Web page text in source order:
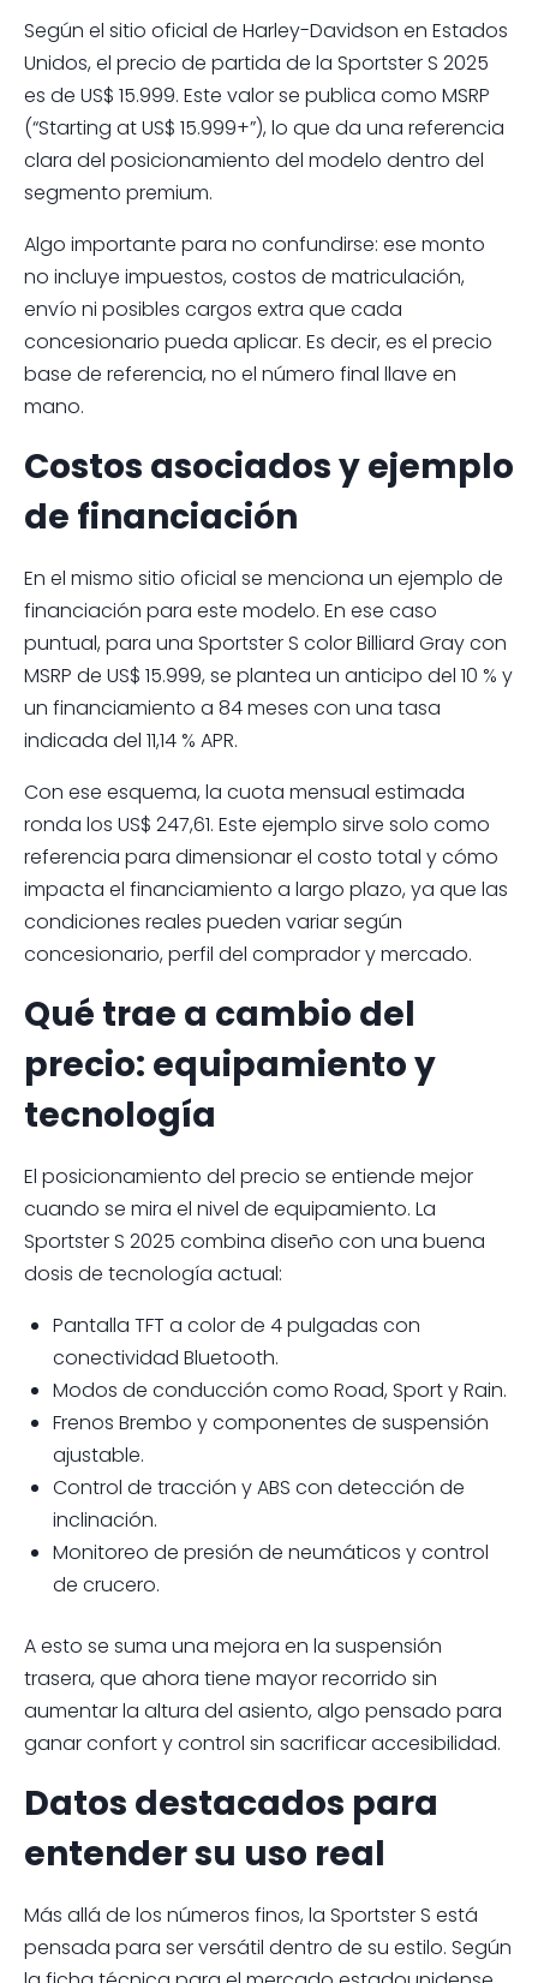
Según el sitio oficial de Harley-Davidson en Estados
Unidos, el precio de partida de la Sportster S 2025
es de US$ 15.999. Este valor se publica como MSRP
(“Starting at US$ 15.999+”), lo que da una referencia
clara del posicionamiento del modelo dentro del
segmento premium.
Algo importante para no confundirse: ese monto
no incluye impuestos, costos de matriculación,
envío ni posibles cargos extra que cada
concesionario pueda aplicar. Es decir, es el precio
base de referencia, no el número final llave en
mano.
Costos asociados y ejemplo
de financiación
En el mismo sitio oficial se menciona un ejemplo de
financiación para este modelo. En ese caso
puntual, para una Sportster S color Billiard Gray con
MSRP de US$ 15.999, se plantea un anticipo del 10 % y
un financiamiento a 84 meses con una tasa
indicada del 11,14 % APR.
Con ese esquema, la cuota mensual estimada
ronda los US$ 247,61. Este ejemplo sirve solo como
referencia para dimensionar el costo total y cómo
impacta el financiamiento a largo plazo, ya que las
condiciones reales pueden variar según
concesionario, perfil del comprador y mercado.
Qué trae a cambio del
precio: equipamiento y
tecnología
El posicionamiento del precio se entiende mejor
cuando se mira el nivel de equipamiento. La
Sportster S 2025 combina diseño con una buena
dosis de tecnología actual:
Pantalla TFT a color de 4 pulgadas con
conectividad Bluetooth.
Modos de conducción como Road, Sport y Rain.
Frenos Brembo y componentes de suspensión
ajustable.
Control de tracción y ABS con detección de
inclinación.
Monitoreo de presión de neumáticos y control
de crucero.
A esto se suma una mejora en la suspensión
trasera, que ahora tiene mayor recorrido sin
aumentar la altura del asiento, algo pensado para
ganar confort y control sin sacrificar accesibilidad.
Datos destacados para
entender su uso real
Más allá de los números finos, la Sportster S está
pensada para ser versátil dentro de su estilo. Según